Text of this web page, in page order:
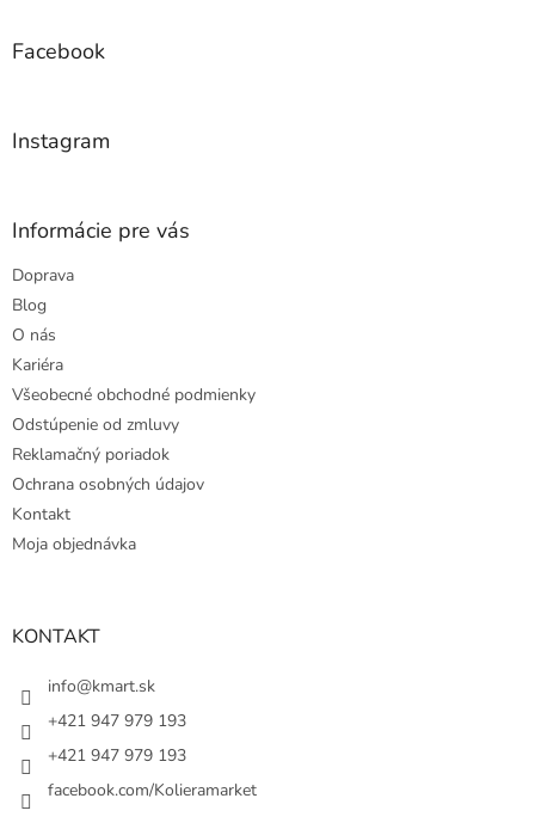
Facebook
Instagram
Informácie pre vás
Doprava
Blog
O nás
Kariéra
Všeobecné obchodné podmienky
Odstúpenie od zmluvy
Reklamačný poriadok
Ochrana osobných údajov
Kontakt
Moja objednávka
KONTAKT
info@kmart.sk
+421 947 979 193
+421 947 979 193
facebook.com/Kolieramarket